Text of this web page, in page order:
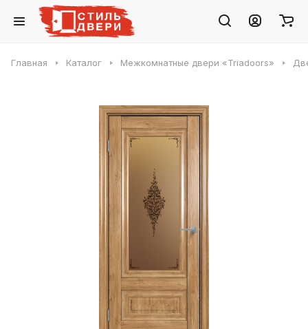
Главная Каталог Межкомнатные двери «Triadoors»